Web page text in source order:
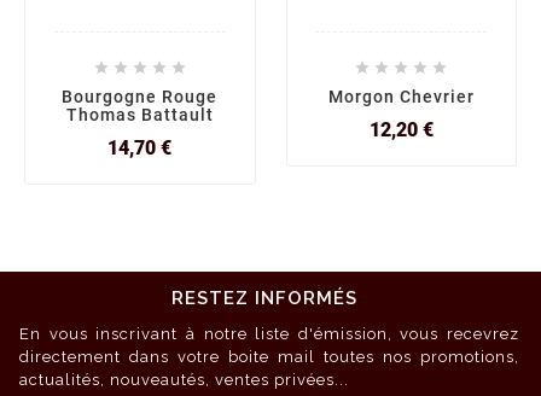
    
Bourgogne Rouge
Thomas Battault
14,70 €Prix
    
Morgon Chevrier
12,20 €Prix
RESTEZ INFORMÉS
En vous inscrivant à notre liste d'émission, vous recevrez
directement dans votre boite mail toutes nos promotions,
actualités, nouveautés, ventes privées...